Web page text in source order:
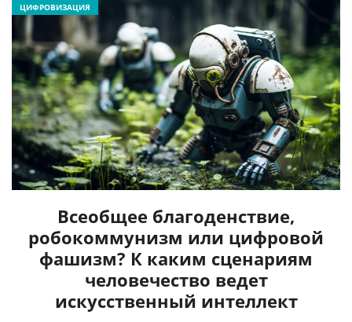
Всеобщее благоденствие,
робокоммунизм или цифровой
фашизм? К каким сценариям
человечество ведет
искусственный интеллект
ЦИФРОВИЗАЦИЯ